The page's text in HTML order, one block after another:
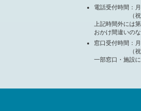
電話受付時間 ：
（
上記時間外には
おかけ間違いの
窓口受付時間 ：
（
一部窓口・施設